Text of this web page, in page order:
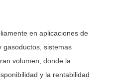
en aplicaciones de
gasoductos, sistemas
volumen, donde la
y la rentabilidad